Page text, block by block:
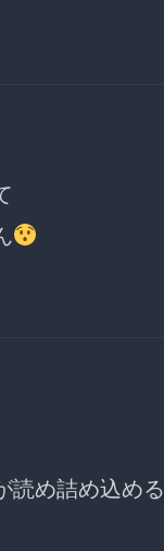
読め詰め込める